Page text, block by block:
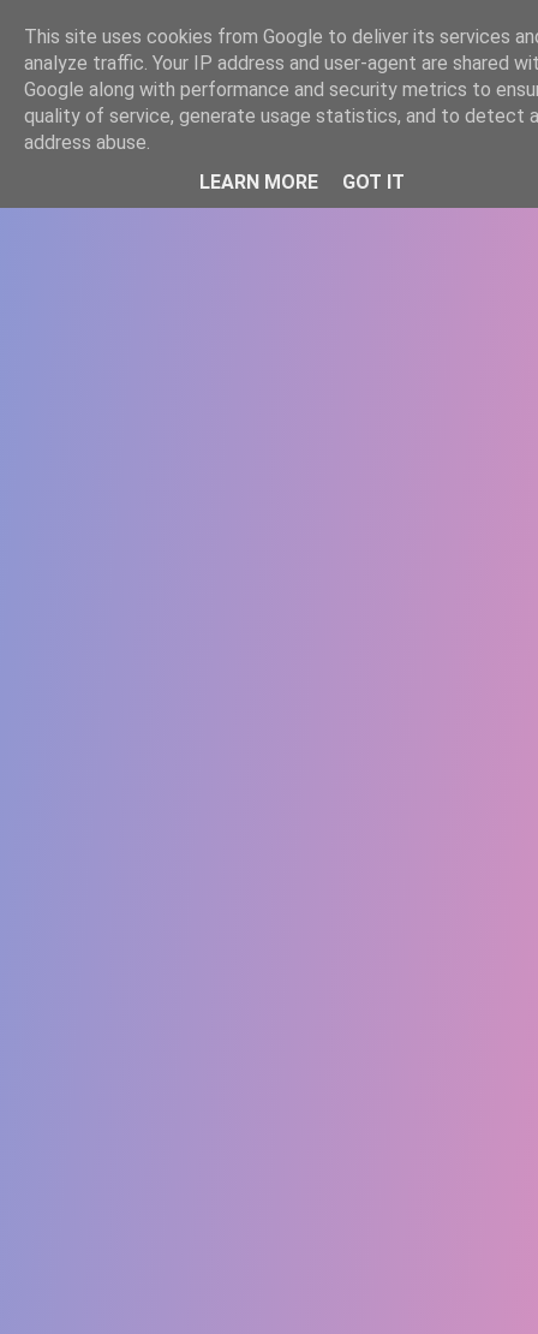
WWW.GAZISTI.RO
This site uses cookies from Google to deliver its services
analyze traffic. Your IP address and user-agent are shared
Google along with performance and security metrics to
quality of service, generate usage statistics, and to detect
address abuse.
LEARN MORE
GOT IT